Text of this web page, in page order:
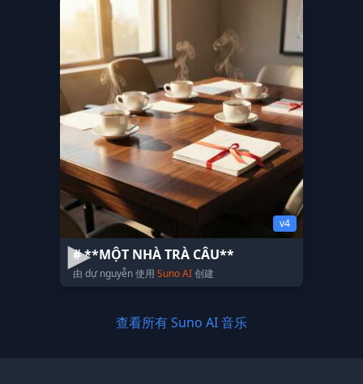
v4
# **MỘT NHÀ TRÀ CÂU**
由 dự nguyễn 使用 Suno AI创建
查看所有 Suno AI 音乐